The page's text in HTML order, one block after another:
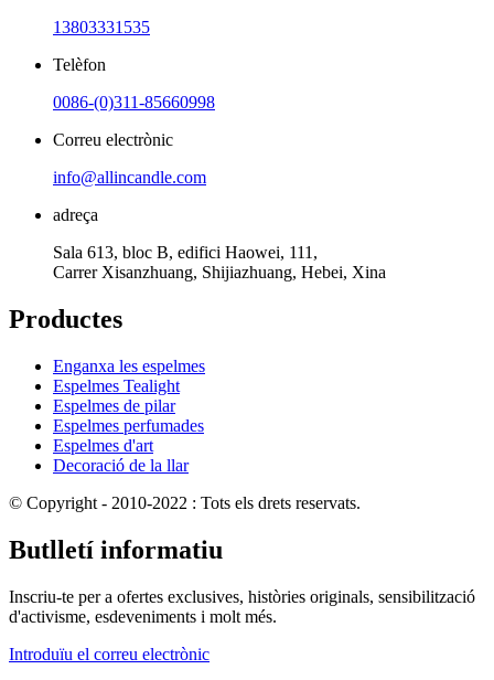
13803331535
Telèfon
0086-(0)311-85660998
Correu electrònic
info@allincandle.com
adreça
Sala 613, bloc B, edifici Haowei, 111,
Carrer Xisanzhuang, Shijiazhuang, Hebei, Xina
Productes
Enganxa les espelmes
Espelmes Tealight
Espelmes de pilar
Espelmes perfumades
Espelmes d'art
Decoració de la llar
© Copyright - 2010-2022 : Tots els drets reservats.
Butlletí informatiu
Inscriu-te per a ofertes exclusives, històries originals, sensibilització
d'activisme, esdeveniments i molt més.
Introduïu el correu electrònic